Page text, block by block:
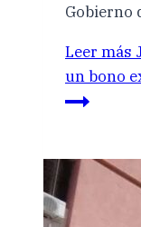
Gobierno
Leer más
un bono